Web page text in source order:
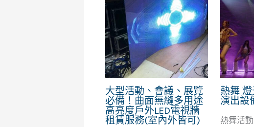
大型活動、會議、展覽
必備！曲面無縫多用途
高亮度戶外LED電視牆
租賃服務(室內外皆可)
熱舞
演出設
熱舞活